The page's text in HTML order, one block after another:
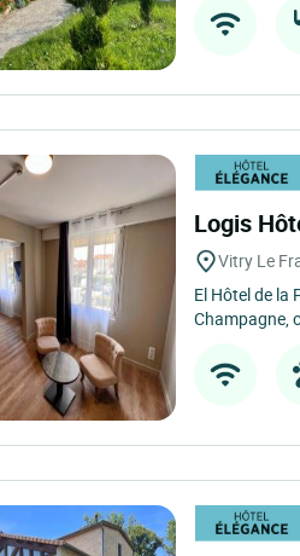
Logis
Vitry Le
El Hôtel de la
Champagne,